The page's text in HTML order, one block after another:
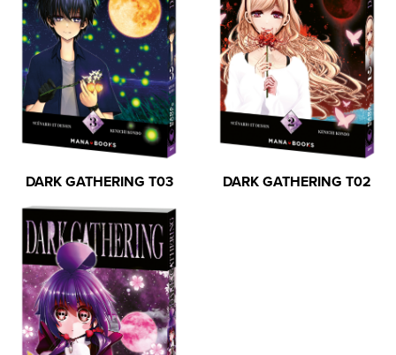
DARK GATHERING T03 DARK GATHERING T02